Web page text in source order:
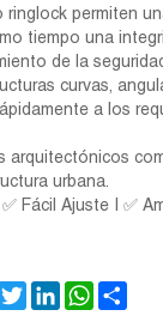
permiten
tiempo una
de la
curvas,
a los
arquitectónicos
urbana.
Fácil Ajuste | ✅
T
w
L
W
h